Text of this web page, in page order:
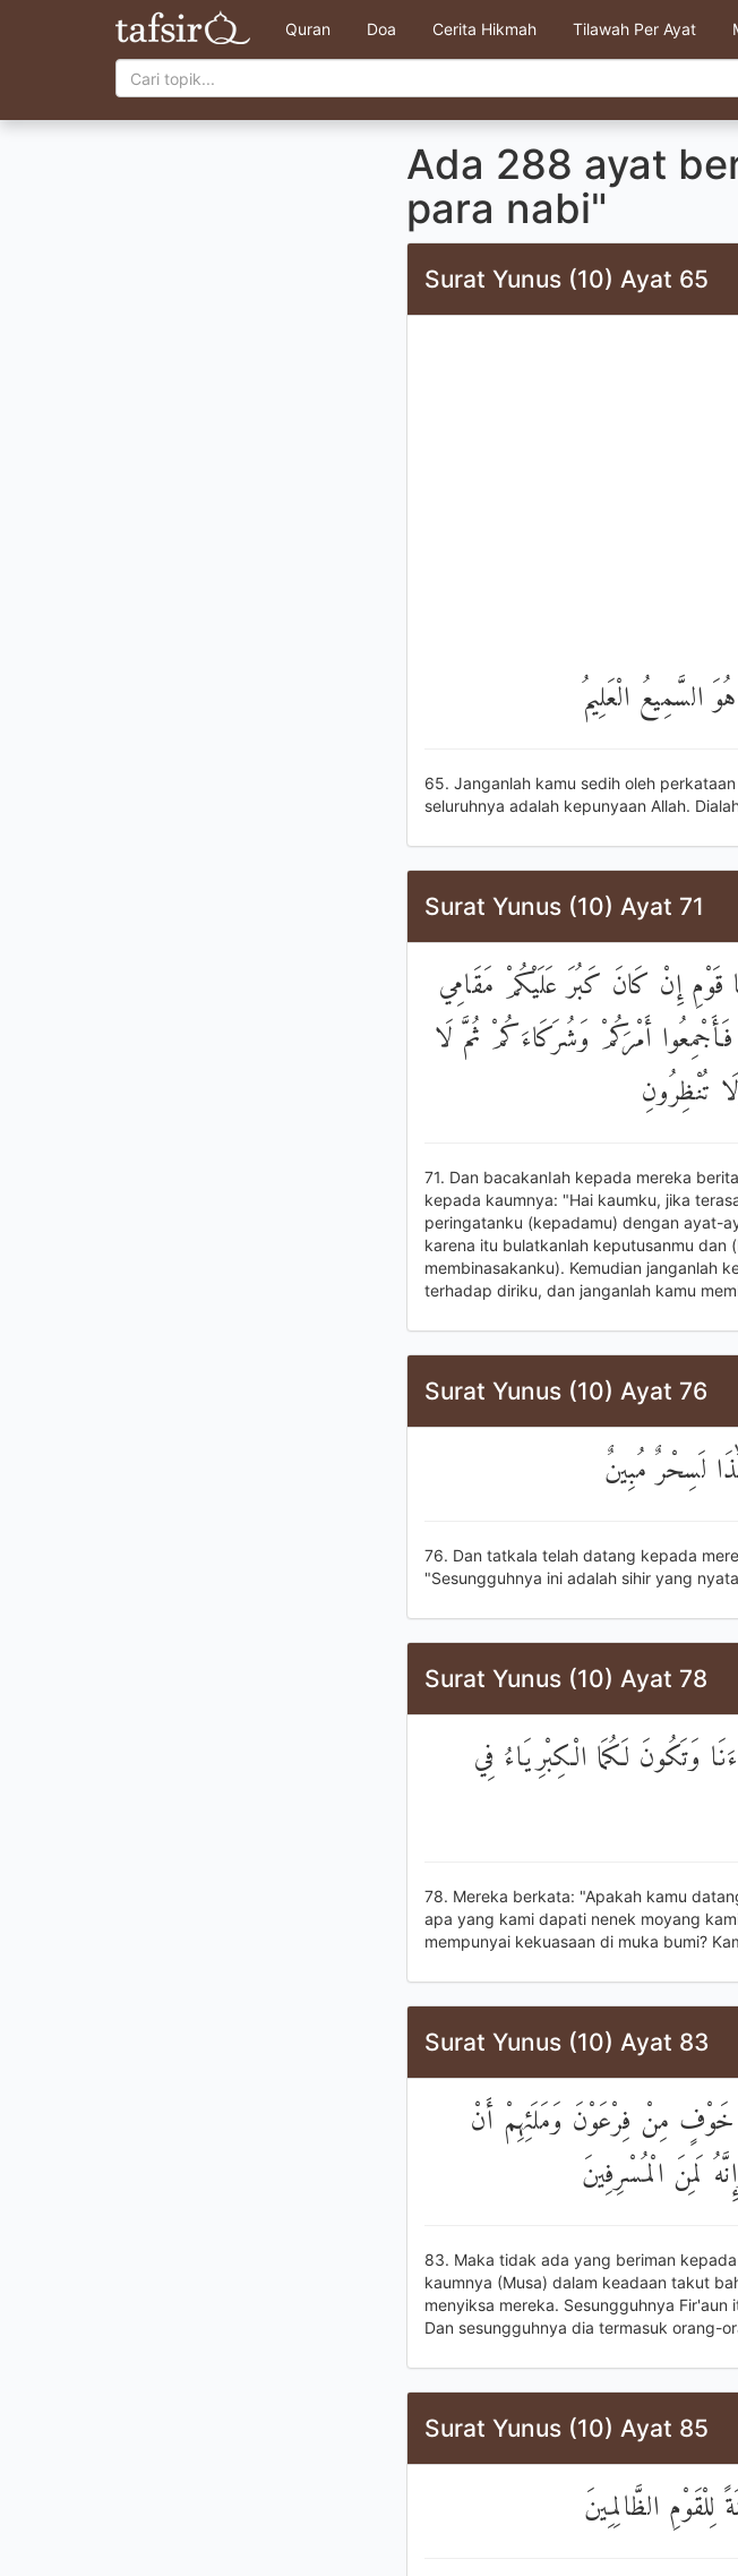
Quran Doa Cerita Hikmah Tilawah Per Ayat
Ada 288 ayat
para nabi"
Surat Yunus (10) Ayat 65
السَّمِيعُ الْعَلِيمُ
65. Janganlah kamu sedih oleh
seluruhnya adalah kepunyaan Allah.
Surat Yunus (10) Ayat 71
قَوْمِ إِنْ كَانَ كَبُرَ عَلَيْكُمْ مَقَامِي
أَمْرَكُمْ وَشُرَكَاءَكُمْ ثُمَّ لَا
تُنْظِرُونِ
71. Dan bacakanIah kepada mereka
kepada kaumnya: "Hai kaumku, jika
peringatanku (kepadamu) dengan ayat-
karena itu bulatkanlah keputusanmu dan
membinasakanku). Kemudian janganlah
terhadap diriku, dan janganlah kamu
Surat Yunus (10) Ayat 76
لَسِحْرٌ مُبِينٌ
76. Dan tatkala telah datang kepada
"Sesungguhnya ini adalah sihir yang
Surat Yunus (10) Ayat 78
وَتَكُونَ لَكُمَا الْكِبْرِيَاءُ فِي
78. Mereka berkata: "Apakah kamu
apa yang kami dapati nenek moyang
mempunyai kekuasaan di muka bumi?
Surat Yunus (10) Ayat 83
خَوْفٍ مِنْ فِرْعَوْنَ وَمَلَئِهِمْ أَنْ
لَمِنَ الْمُسْرِفِينَ
83. Maka tidak ada yang beriman
kaumnya (Musa) dalam keadaan takut
menyiksa mereka. Sesungguhnya
Dan sesungguhnya dia termasuk orang-
Surat Yunus (10) Ayat 85
لِلْقَوْمِ الظَّالِمِينَ